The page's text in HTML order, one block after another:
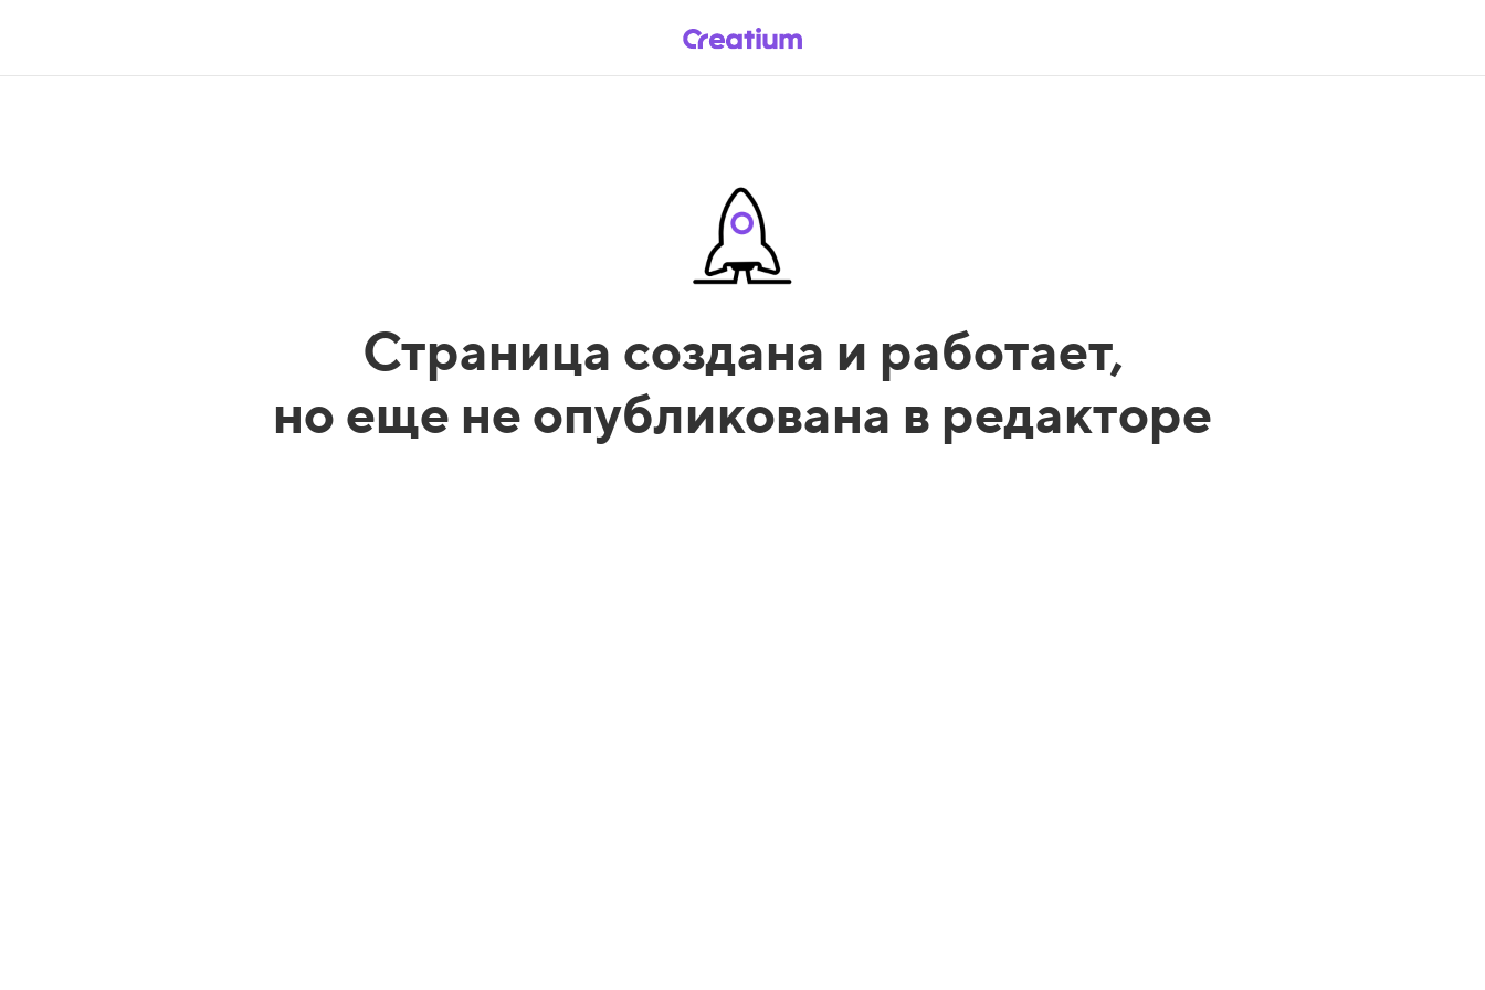
Страница создана и работает,
но еще не опубликована в редакторе